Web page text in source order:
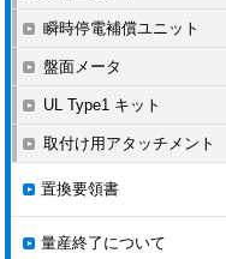
瞬時停電補償ユニット
盤面メータ
UL Type1 キット
取付け用アタッチメント
置換要領書
量産終了について